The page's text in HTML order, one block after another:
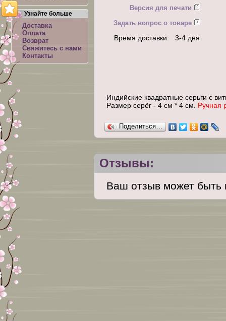
Версия для печати
Задать вопрос о товаре
Время доставки: 3-4 дня
Индийские квадратные серьги с
Размер серёг - 4 см * 4 см. Ручная
Поделиться…
Отзывы:
Ваш отзыв может быть
Узнайте больше
Доставка
Оплата
Возврат
Свяжитесь с нами
Контакты